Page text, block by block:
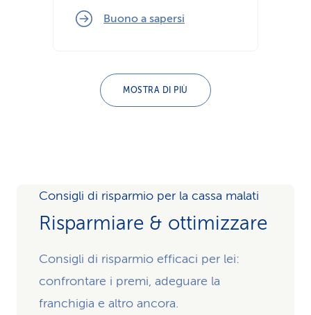
Buono a sapersi
MOSTRA DI PIÙ
Consigli di risparmio per la cassa malati
Risparmiare & ottimizzare
Consigli di risparmio efficaci per lei:
confrontare i premi, adeguare la
franchigia e altro ancora.